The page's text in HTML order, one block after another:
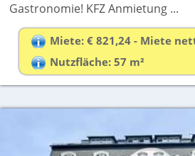
Gastronomie! KFZ Anmietung ...
Miete: € 821,24 - Miete
Nutzfläche: 57 m²